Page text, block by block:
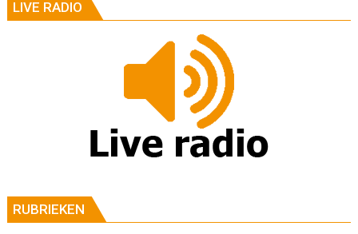
LIVE RADIO
RUBRIEKEN